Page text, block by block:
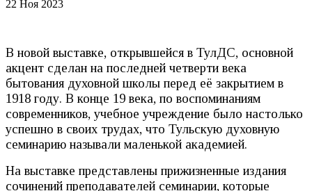
22 Ноя 2023
В новой выставке, открывшейся в ТулДС, основной
акцент сделан на последней четверти века
бытования духовной школы перед её закрытием в
1918 году. В конце 19 века, по воспоминаниям
современников, учебное учреждение было настолько
успешно в своих трудах, что Тульскую духовную
семинарию называли маленькой академией.
На выставке представлены прижизненные издания
сочинений преподавателей семинарии, которые